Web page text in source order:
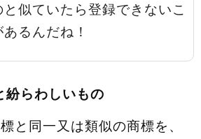
と似ていたら登録できないこ
あるんだね！
紛らわしいもの
と同一又は類似の商標を、